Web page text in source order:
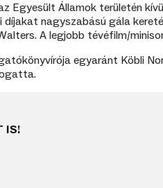
Egyesült Államok területén
díjakat nagyszabású gála
A legjobb tévéfilm/
egyaránt Köbli
IS!